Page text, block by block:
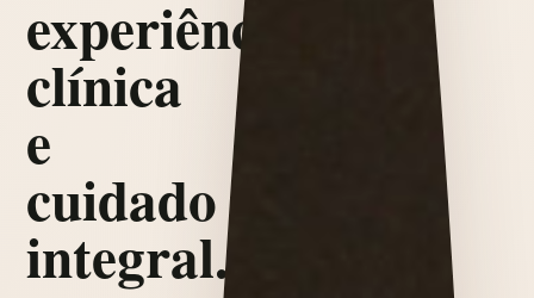
experiência
clínica
e
cuidado
integral.